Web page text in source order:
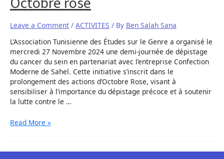
Leave a Comment / ACTIVITES / By Ben Salah Sana
L’Association Tunisienne des Études sur le Genre a organisé le
mercredi 27 Novembre 2024 une demi-journée de dépistage
du cancer du sein en partenariat avec l’entreprise Confection
Moderne de Sahel. Cette initiative s’inscrit dans le
prolongement des actions d’Octobre Rose, visant à
sensibiliser à l’importance du dépistage précoce et à soutenir
la lutte contre le …
Read More »